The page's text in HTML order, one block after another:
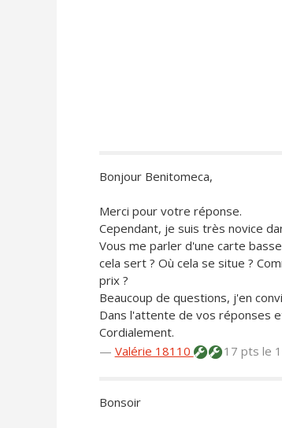
Bonjour Benitomeca,
Merci pour votre réponse.
Cependant, je suis très novice
Vous me parler d'une carte
cela sert ? Où cela se situe ?
prix ?
Beaucoup de questions, j'en
Dans l'attente de vos réponses
Cordialement.
— Valérie 18110 17 pts le
Bonsoir